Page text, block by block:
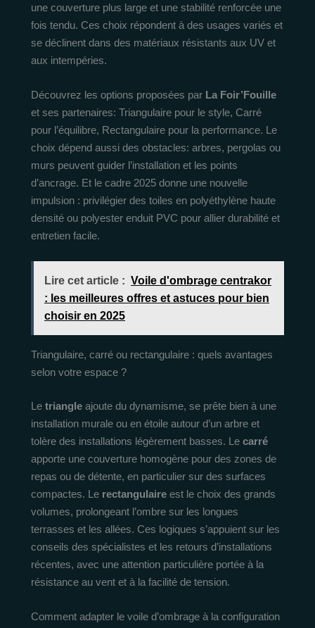
une couverture plus large et une stabilité renforcée une
fois tendu. Ces choix répondent à des usages variés et
se déclinent dans des matériaux résistants aux UV et
aux intempéries.
Découvrez les options proposées par La Foir’Fouille
et ses partenaires: Triangulaire pour le style, Carré
pour l’équilibre, Rectangulaire pour la performance. Le
choix dépend aussi des obstacles: arbres, pergolas ou
murs peuvent guider l’installation et les points
d’ancrage. Et le cadre 2025 donne une nouvelle
impulsion : privilégier des toiles en polyéthylène haute
densité ou polyester enduit PVC pour allier durabilité et
entretien facile.
Lire cet article : Voile d'ombrage centrakor
: les meilleures offres et astuces pour bien
choisir en 2025
Triangulaire, carré ou rectangulaire : quels avantages
selon votre espace ?
Le triangle ajoute du dynamisme, se prête bien à une
installation murale ou en étoile autour d’un arbre et
tolère des installations légèrement basses. Le carré
apporte une couverture homogène pour des zones de
repas ou de détente, en particulier sur des surfaces
compactes. Le rectangulaire est le choix des grands
volumes, prolongeant l’ombre sur les longues
terrasses et les allées. Ces logiques s’appuient sur les
conseils des spécialistes et les retours d’installations
récentes, avec une attention particulière portée à la
résistance au vent et à la facilité de tension.
Comment adapter le voile d’ombrage à la configuration